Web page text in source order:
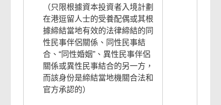
（只限根據資本投資者入境計劃
在港逗留人士的受養配偶或其根
據締結當地有效的法律締結的同
性民事伴侶關係、同性民事結
合、“同性婚姻”、異性民事伴侶
關係或異性民事結合的另一方，
而該身份是締結當地機關合法和
官方承認的）